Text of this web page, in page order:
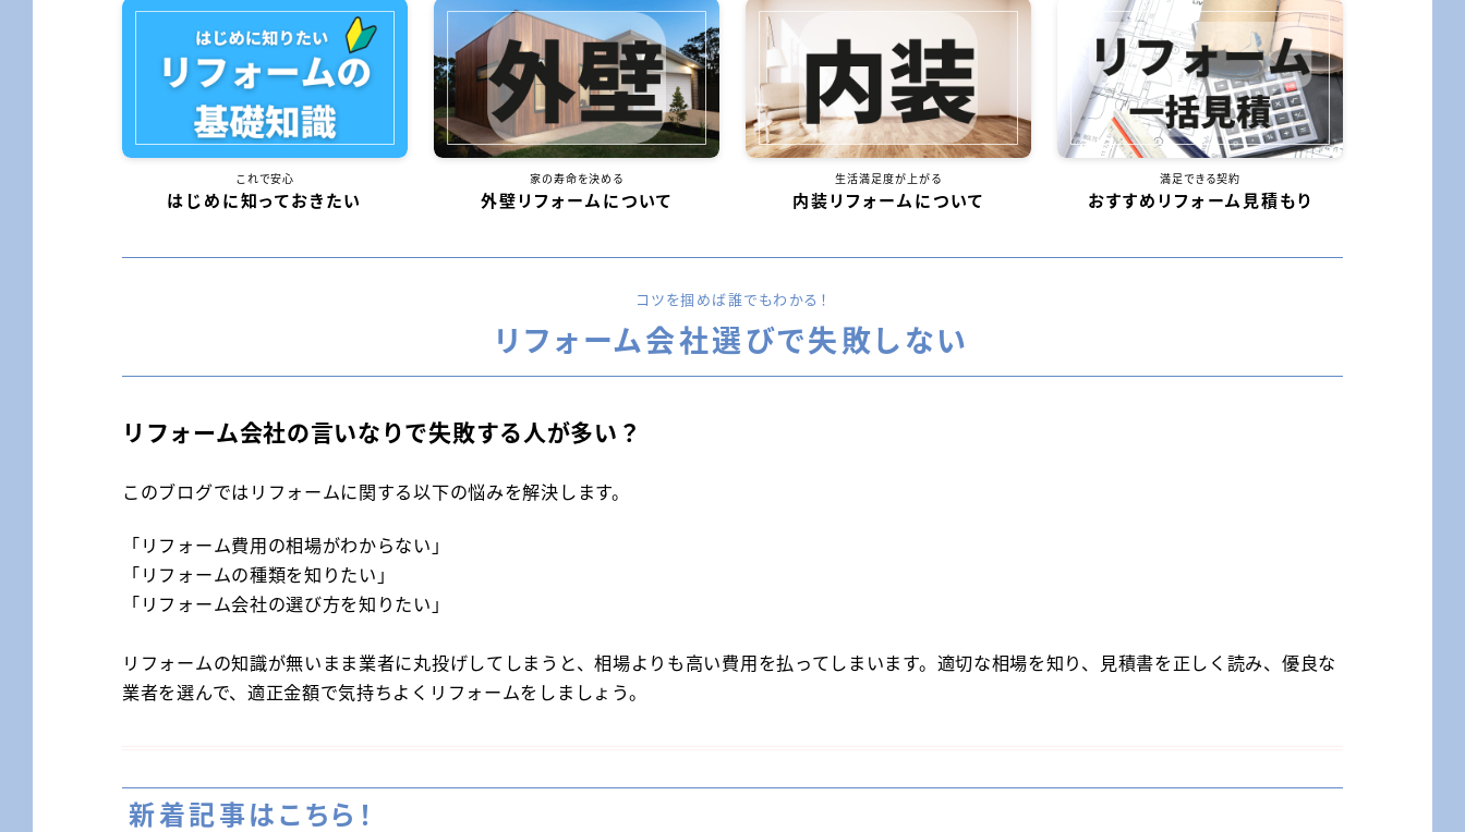
これで安心
はじめに知っておきたい
家の寿命を決める
外壁リフォームについて
生活満足度が上がる
内装リフォームについて
満足できる契約
おすすめリフォーム見積もり
コツを掴めば誰でもわかる！
リフォーム会社選びで失敗しない
リフォーム会社の言いなりで失敗する人が多い？
このブログではリフォームに関する以下の悩みを解決します。
「リフォーム費用の相場がわからない」
「リフォームの種類を知りたい」
「リフォーム会社の選び方を知りたい」
リフォームの知識が無いまま業者に丸投げしてしまうと、相場よりも高い費用を払ってしまいます。適切な相場を知り、見積書を正しく読み、優良な
業者を選んで、適正金額で気持ちよくリフォームをしましょう。
新着記事はこちら！